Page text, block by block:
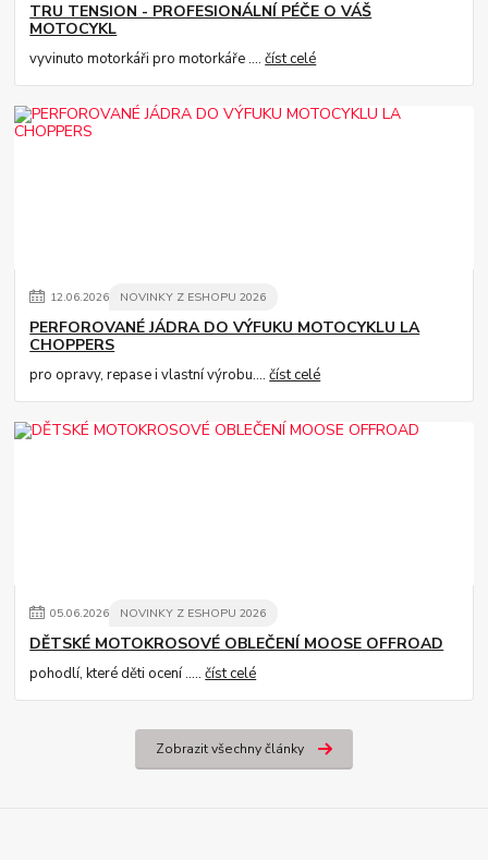
TRU TENSION - PROFESIONÁLNÍ PÉČE O VÁŠ
MOTOCYKL
vyvinuto motorkáři pro motorkáře ....číst celé
12.06.2026 NOVINKY Z ESHOPU 2026
PERFOROVANÉ JÁDRA DO VÝFUKU MOTOCYKLU LA
CHOPPERS
pro opravy, repase i vlastní výrobu....číst celé
05.06.2026 NOVINKY Z ESHOPU 2026
DĚTSKÉ MOTOKROSOVÉ OBLEČENÍ MOOSE OFFROAD
pohodlí, které děti ocení .....číst celé
Zobrazit všechny články